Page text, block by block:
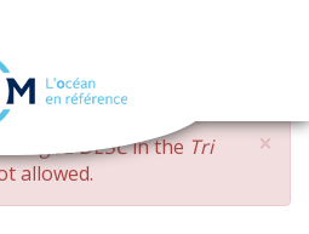
navigation
×
changed DESCin the Tri
allowed.